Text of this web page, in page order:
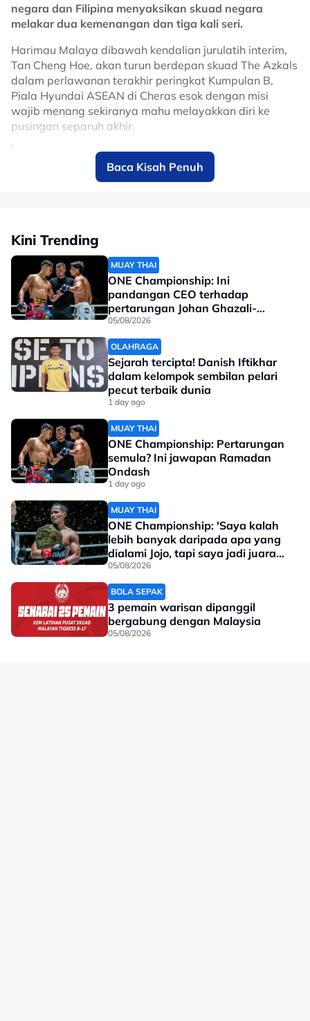
negara dan Filipina menyaksikan skuad negara
melakar dua kemenangan dan tiga kali seri.
Harimau Malaya dibawah kendalian jurulatih interim,
Tan Cheng Hoe, akan turun berdepan skuad The Azkals
dalam perlawanan terakhir peringkat Kumpulan B,
Piala Hyundai ASEAN di Cheras esok dengan misi
wajib menang sekiranya mahu melayakkan diri ke
pusingan separuh akhir.
Every competition begins with belief.
July 25, setting up a challenging yet
intriguing opening encounter.
pic.twitter.com/OPwPb0YYj1
— Malaysia NT (@malaysia_nt)January
16, 2026
Keputusan:
4/9/2024: Pesta Bola Merdeka 2024 (Separuh Akhir)
Malaysia 2-1 Filipina
23/3/2022: Perlawanan Persahabatan
Malaysia 2-0 Filipina
22/3/2017: Perlawanan Persahabatan
Malaysia 0-0 Filipina
1/3/2024: Perlawanan Persahabatan
Malaysia 0-0 Filipina
1/6/2012: Perlawanan Persahabatan
Malaysia 0-0 Filipina
Ayuh berikan sokongan buat skuad negara esok!
No node context available.
Related Topics
Baca Kisah Penuh
Kini Trending
MUAY THAI
ONE Championship: Ini
pandangan CEO terhadap
pertarungan Johan Ghazali-
Ramadan Ondash
05/08/2026
OLAHRAGA
Sejarah tercipta! Danish Iftikhar
dalam kelompok sembilan pelari
pecut terbaik dunia
1 day ago
MUAY THAI
ONE Championship: Pertarungan
semula? Ini jawapan Ramadan
Ondash
1 day ago
MUAY THAI
ONE Championship: 'Saya kalah
lebih banyak daripada apa yang
dialami Jojo, tapi saya jadi juara
dunia'
05/08/2026
BOLA SEPAK
3 pemain warisan dipanggil
bergabung dengan Malaysia
05/08/2026